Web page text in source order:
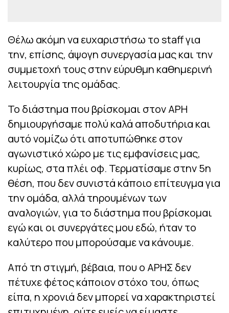
Θέλω ακόμη να ευχαριστήσω το staff για
την, επίσης, άψογη συνεργασία μας και την
συμμετοχή τους στην εύρυθμη καθημερινή
λειτουργία της ομάδας.
Το διάστημα που βρίσκομαι στον ΑΡΗ
δημιουργήσαμε πολύ καλά αποδυτήρια και
αυτό νομίζω ότι αποτυπώθηκε στον
αγωνιστικό χώρο με τις εμφανίσεις μας,
κυρίως, στα πλέι οφ. Τερματίσαμε στην 5η
θέση, που δεν συνιστά κάποιο επίτευγμα για
την ομάδα, αλλά τηρουμένων των
αναλογιών, για το διάστημα που βρίσκομαι
εγώ και οι συνεργάτες μου εδώ, ήταν το
καλύτερο που μπορούσαμε να κάνουμε.
Από τη στιγμή, βέβαια, που ο ΑΡΗΣ δεν
πέτυχε φέτος κάποιον στόχο του, όπως
είπα, η χρονιά δεν μπορεί να χαρακτηριστεί